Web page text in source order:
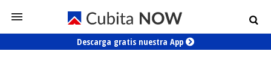
Descarga gratis nuestra App